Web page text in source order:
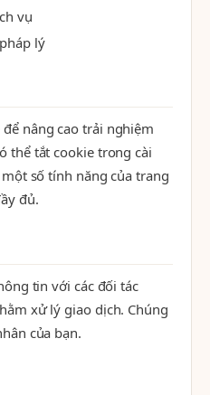
vụ
lý
nâng cao trải nghiệm
thể tắt cookie trong cài
số tính năng của trang
đủ.
tin với các đối tác
xử lý giao dịch. Chúng
của bạn.